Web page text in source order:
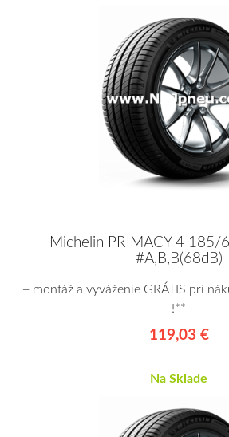
Michelin PRIMACY 4 185/
#A,B,B(68dB)
+ montáž a vyváženie GRÁTIS pri
!**
119,03 €
Na Sklade